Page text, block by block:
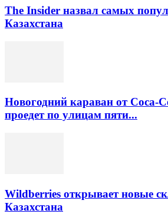
The Insider назвал самых
Казахстана
Новогодний караван от Coca-
проедет по улицам пяти...
Wildberries открывает новые
Казахстана